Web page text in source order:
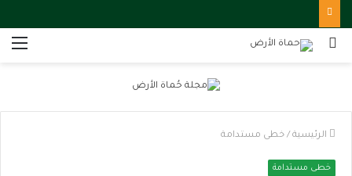
بحث
الرئيسية / خطى مستدامة
خطى مستدامة